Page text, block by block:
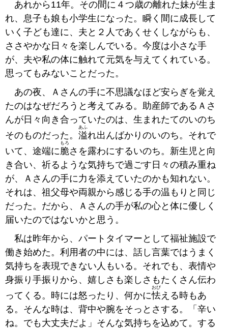
あれから11年。その間に４つ歳の離れた妹が生ま
れ、息子も娘も小学生になった。瞬く間に成長して
いく子ども達に、夫と２人であくせくしながらも、
ささやかな日々を楽しんでいる。今度は小さな手
が、夫や私の体に触れて元気を与えてくれている。
思ってもみないことだった。
あの夜、Ａさんの手に不思議なほど安らぎを覚え
たのはなぜだろうと考えてみる。助産師であるＡさ
んが日々向き合っていたのは、生まれたてのいのち
そのものだった。 溢
あふ
れ出んばかりのいのち。それで
いて、途端に脆
もろ
さを露わにするいのち。新生児と向
き合い、祈るような気持ちで過ごす日々の積み重ね
が、Ａさんの手に力を添えていたのかも知れない。
それは、祖父母や両親から感じる手の温もりと同じ
だった。だから、Ａさんの手が私の心と体に優しく
届いたのではないかと思う。
私は昨年から、パートタイマーとして福祉施設で
働き始めた。利用者の中には、話し言葉ではうまく
気持ちを表現できない人もいる。それでも、表情や
身振り手振りから、嬉しさも楽しさもたくさん伝わ
ってくる。時には怒ったり、何かに怯
おび
える時もあ
る。そんな時は、背中や腕をそっとさする。「辛い
ね。でも大丈夫だよ」そんな気持ちを込めて。する